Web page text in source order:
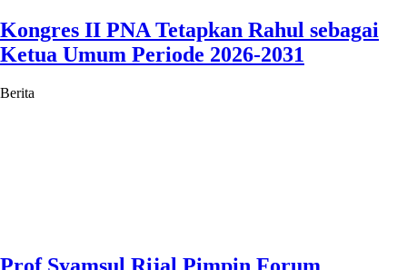
Kongres II PNA Tetapkan Rahul sebagai
Ketua Umum Periode 2026-2031
Berita